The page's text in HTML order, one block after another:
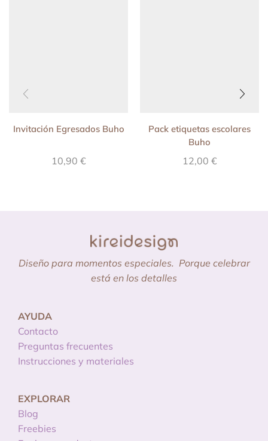
Invitación Egresados Buho
10,90 €
Pack etiquetas escolares
Buho
12,00 €
Diseño para momentos especiales. Porque celebrar
está en los detalles
AYUDA
Contacto
Preguntas frecuentes
Instrucciones y materiales
EXPLORAR
Blog
Freebies